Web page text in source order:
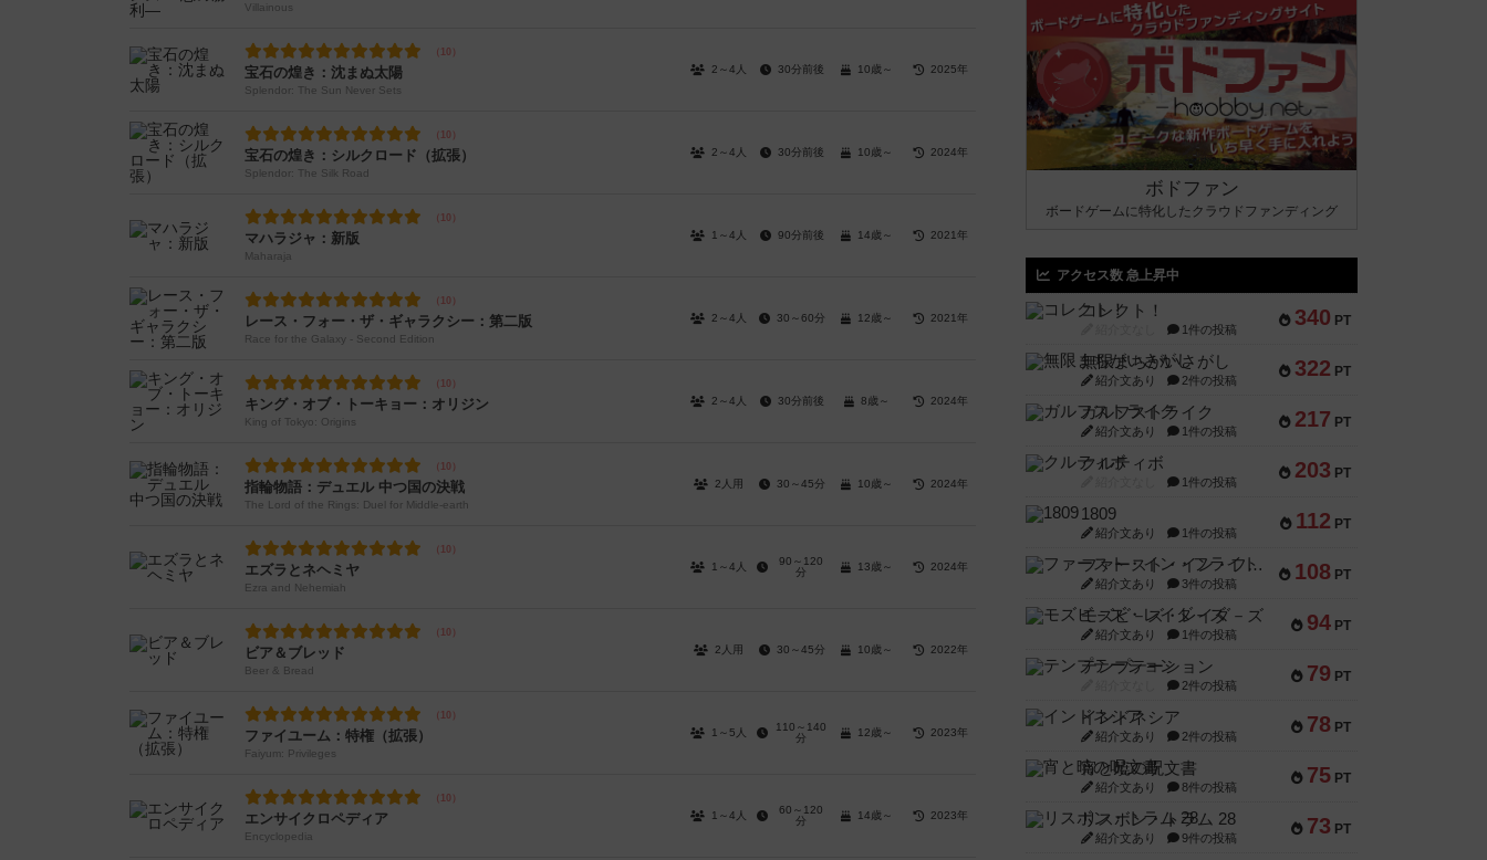
Villainous
宝石の煌き：沈まぬ太陽
Splendor: The Sun Never Sets
2～4人 30分前後 10歳～ 2025年
宝石の煌き：シルクロード（拡張）
Splendor: The Silk Road
2～4人 30分前後 10歳～ 2024年
マハラジャ：新版
Maharaja
1～4人 90分前後 14歳～ 2021年
レース・フォー・ザ・ギャラクシー：第二版
Race for the Galaxy - Second Edition
2～4人 30～60分 12歳～ 2021年
キング・オブ・トーキョー：オリジン
King of Tokyo: Origins
2～4人 30分前後 8歳～ 2024年
指輪物語：デュエル 中つ国の決戦
The Lord of the Rings: Duel for Middle-earth
2人用 30～45分 10歳～ 2024年
エズラとネヘミヤ
Ezra and Nehemiah
1～4人
90～120
分
13歳～ 2024年
ビア＆ブレッド
Beer & Bread
2人用 30～45分 10歳～ 2022年
ファイユーム：特権（拡張）
Faiyum: Privileges
1～5人
110～140
分
12歳～ 2023年
エンサイクロペディア
Encyclopedia
1～4人
60～120
分
14歳～ 2023年
ボドファン
ボードゲームに特化したクラウドファンディング
アクセス数 急上昇中
340 PT
コレクト！
1件の投稿
322 PT
無限まちがいさがし
紹介文あり 2件の投稿
217 PT
ガルフストライク
紹介文あり 1件の投稿
203 PT
クルティボ
1件の投稿
112 PT
1809
紹介文あり 1件の投稿
108 PT
ファースト・イン・フライト
紹介文あり 3件の投稿
94 PT
モズビ－ズ・レイダ－ズ
紹介文あり 1件の投稿
79 PT
テンプテーション
2件の投稿
78 PT
インドネシア
紹介文あり 2件の投稿
75 PT
宵と暁の呪文書
紹介文あり 8件の投稿
73 PT
リスボン・トラム 28
紹介文あり 9件の投稿